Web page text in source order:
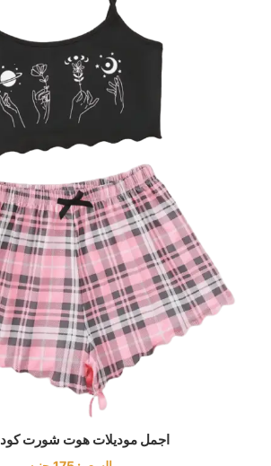
اجمل موديلات هوت شورت كود 589